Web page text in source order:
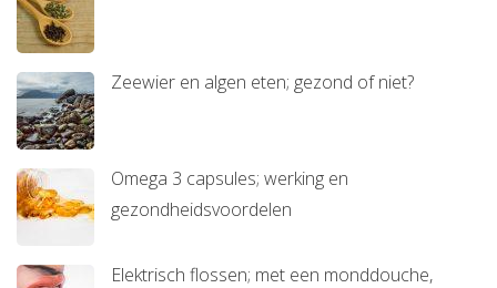
Zeewier en algen eten; gezond of niet?
Omega 3 capsules; werking en
gezondheidsvoordelen
Elektrisch flossen; met een monddouche,